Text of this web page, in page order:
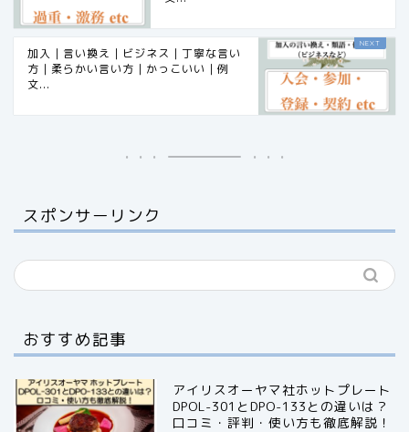
加入｜言い換え｜ビジネス｜丁寧な言い
方｜柔らかい言い方｜かっこいい｜例
文...
スポンサーリンク
おすすめ記事
アイリスオーヤマ社ホットプレート
DPOL-301とDPO-133との違いは？
口コミ・評判・使い方も徹底解説！